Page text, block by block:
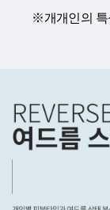
※개개인의 특